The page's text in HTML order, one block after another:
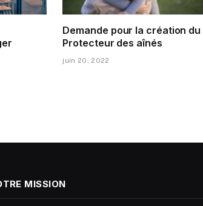
Demande pour la création du
Protecteur des aînés
juin 20, 2022
MISSION